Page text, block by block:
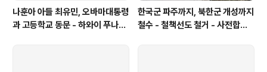
나훈아 아들 최유민, 오바마대통령
과 고등학교 동문 - 하와이 푸나호
한국군 파주까지, 북한군 개성까지
철수 - 철책선도 철거 - 사전합의